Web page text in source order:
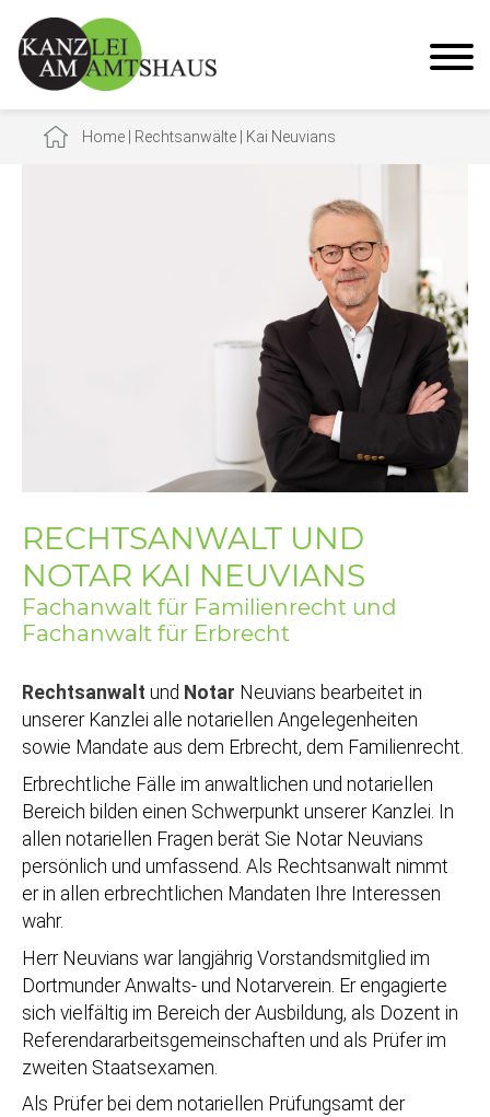
Home Rechtsanwälte Kai Neuvians
RECHTSANWALT UND
NOTAR KAI NEUVIANS
Fachanwalt für Familienrecht und
Fachanwalt für Erbrecht
Rechtsanwalt und Notar Neuvians bearbeitet in
unserer Kanzlei alle notariellen Angelegenheiten
sowie Mandate aus dem Erbrecht, dem Familienrecht.
Erbrechtliche Fälle im anwaltlichen und notariellen
Bereich bilden einen Schwerpunkt unserer Kanzlei. In
allen notariellen Fragen berät Sie Notar Neuvians
persönlich und umfassend. Als Rechtsanwalt nimmt
er in allen erbrechtlichen Mandaten Ihre Interessen
wahr.
Herr Neuvians war langjährig Vorstandsmitglied im
Dortmunder Anwalts- und Notarverein. Er engagierte
sich vielfältig im Bereich der Ausbildung, als Dozent in
Referendararbeitsgemeinschaften und als Prüfer im
zweiten Staatsexamen.
Als Prüfer bei dem notariellen Prüfungsamt der